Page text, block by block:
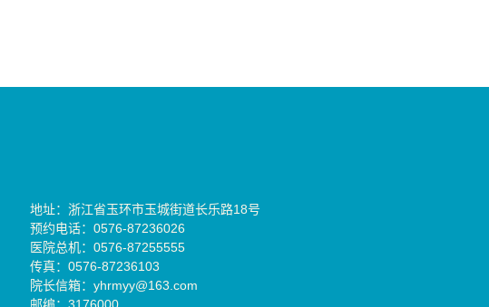
地址：浙江省玉环市玉城街道长乐路18号
预约电话：0576-87236026
医院总机：0576-87255555
传真：0576-87236103
院长信箱：yhrmyy@163.com